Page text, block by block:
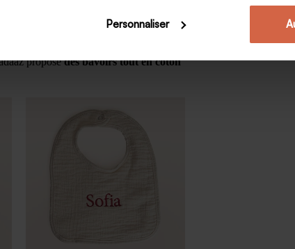
Personnaliser
un objet sauvera tous les vêtements du
au prénom de l’enfant ?
proposedes bavoirs tout en coton